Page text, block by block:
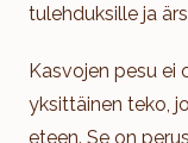
tulehduksille ja
Kasvojen pesu ei
yksittäinen teko,
eteen. Se on